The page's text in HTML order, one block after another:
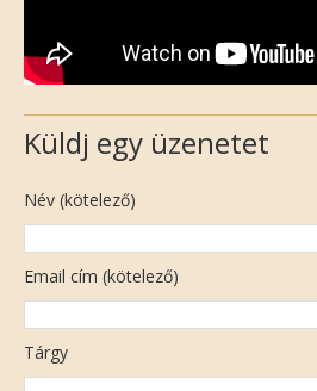
Küldj egy üzenetet
Név (kötelező)
Email cím (kötelező)
Tárgy